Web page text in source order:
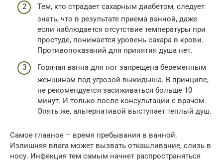
Тем, кто страдает сахарным диабетом, следует
знать, что в результате приема ванной, даже
если наблюдается отсутствие температуры при
простуде, понижается уровень сахара в крови.
Противопоказаний для принятия душа нет.
Горячая ванна для ног запрещена беременным
женщинам под угрозой выкидыша. В принципе,
не рекомендуется засиживаться больше 10
минут. И только после консультации с врачом.
Опять же, альтернативой выступает теплый душ.
Самое главное – время пребывания в ванной.
Излишняя влага может вызвать откашливание, слизь в
носу. Инфекция тем самым начнет распространяться